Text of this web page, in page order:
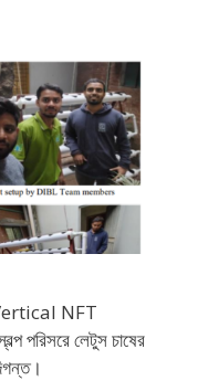
Vertical NFT
পরিসরে লেটুস চাষের